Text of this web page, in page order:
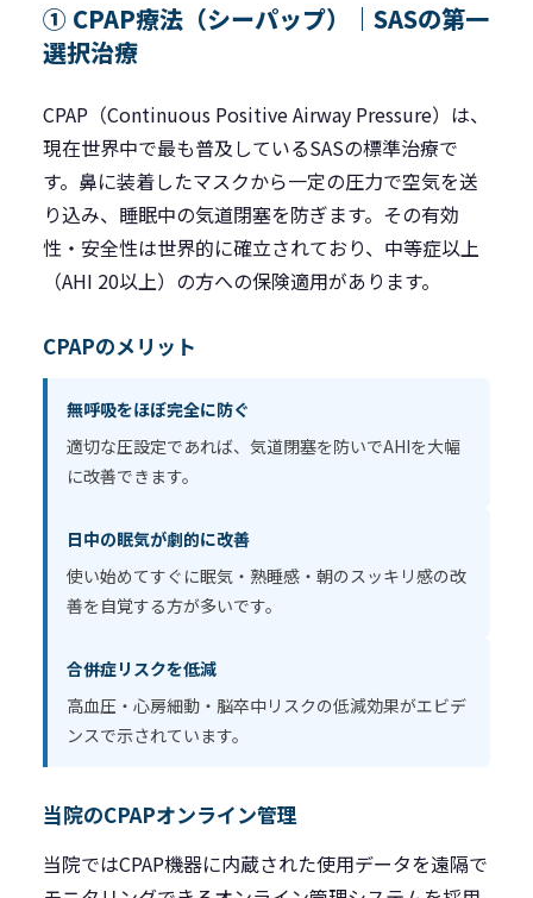
① CPAP療法（シーパップ）｜SASの第一
選択治療
CPAP（Continuous Positive Airway Pressure）は、
現在世界中で最も普及しているSASの標準治療で
す。鼻に装着したマスクから一定の圧力で空気を送
り込み、睡眠中の気道閉塞を防ぎます。その有効
性・安全性は世界的に確立されており、中等症以上
（AHI 20以上）の方への保険適用があります。
CPAPのメリット
無呼吸をほぼ完全に防ぐ
適切な圧設定であれば、気道閉塞を防いでAHIを大幅
に改善できます。
日中の眠気が劇的に改善
使い始めてすぐに眠気・熟睡感・朝のスッキリ感の改
善を自覚する方が多いです。
合併症リスクを低減
高血圧・心房細動・脳卒中リスクの低減効果がエビデ
ンスで示されています。
当院のCPAPオンライン管理
当院ではCPAP機器に内蔵された使用データを遠隔で